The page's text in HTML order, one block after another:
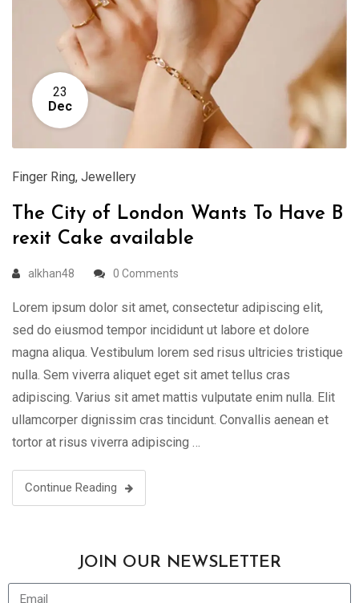
23
Dec
Finger Ring, Jewellery
The City of London Wants To Have B
rexit Cake available
alkhan48 0 Comments
Lorem ipsum dolor sit amet, consectetur adipiscing elit,
sed do eiusmod tempor incididunt ut labore et dolore
magna aliqua. Vestibulum lorem sed risus ultricies tristique
nulla. Sem viverra aliquet eget sit amet tellus cras
adipiscing. Varius sit amet mattis vulputate enim nulla. Elit
ullamcorper dignissim cras tincidunt. Convallis aenean et
tortor at risus viverra adipiscing …
Continue Reading
JOIN OUR NEWSLETTER